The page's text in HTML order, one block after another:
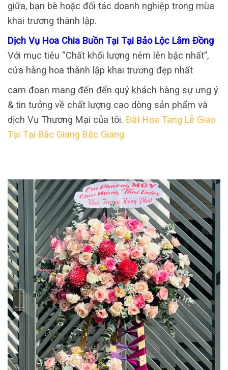
giữa, bạn bè hoặc đối tác doanh nghiệp trong mùa
khai trương thành lập.
Dịch Vụ Hoa Chia Buồn Tại Tại Bảo Lộc Lâm Đồng
Với mục tiêu “Chất khối lượng ném lên bậc nhất”,
cửa hàng hoa thành lập khai trương đẹp nhất
cam đoan mang đến đến quý khách hàng sự ưng ý
& tin tưởng về chất lượng cao dòng sản phẩm và
dịch Vụ Thương Mại của tôi. Đăt Hoa Tang Lễ Giao
Tại Tại Bắc Giang Bắc Giang